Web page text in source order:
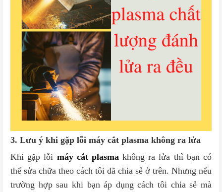
3. Lưu ý khi gặp lỗi máy cắt plasma không ra lửa
Khi gặp lỗi máy cắt plasmakhông ra lửa thì bạn có
thể sửa chữa theo cách tôi đã chia sẻ ở trên. Nhưng nếu
trường hợp sau khi bạn áp dụng cách tôi chia sẻ mà